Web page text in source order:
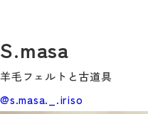
S.masa
羊毛フェルトと古道具
@s.masa._.iriso